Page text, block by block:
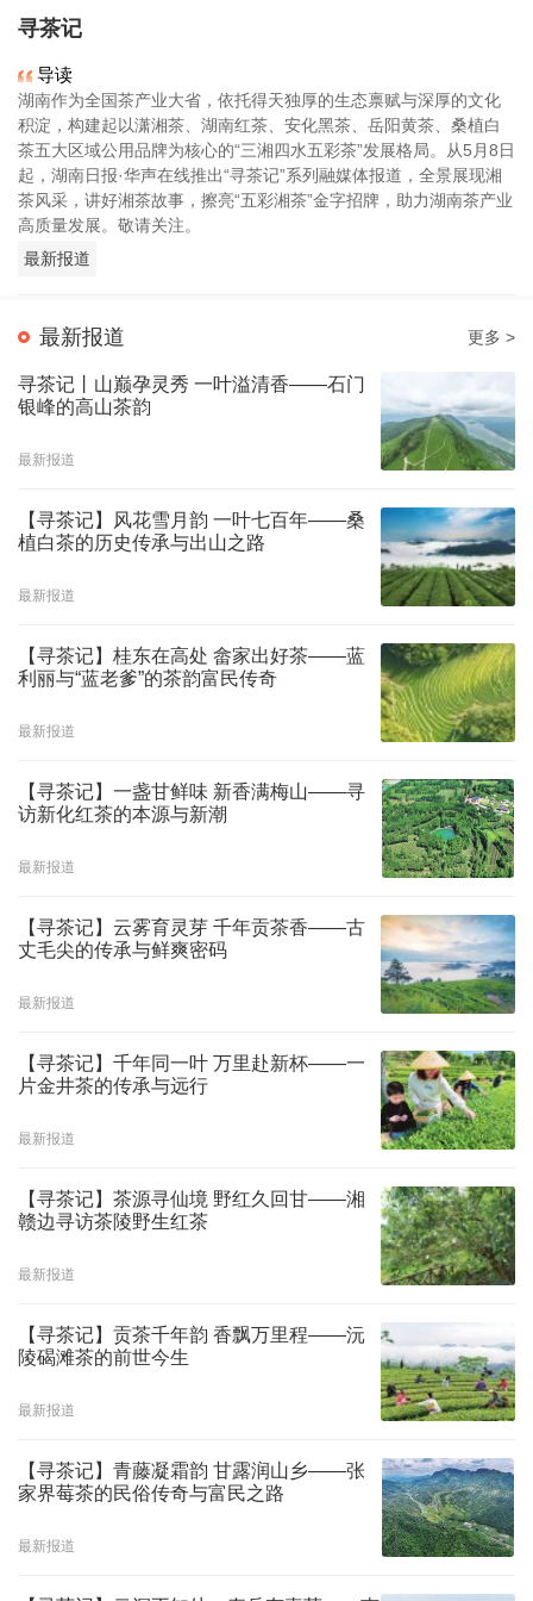
寻茶记
导读
湖南作为全国茶产业大省，依托得天独厚的生态禀赋与深厚的文化
积淀，构建起以潇湘茶、湖南红茶、安化黑茶、岳阳黄茶、桑植白
茶五大区域公用品牌为核心的“三湘四水五彩茶”发展格局。从5月8日
起，湖南日报·华声在线推出“寻茶记”系列融媒体报道，全景展现湘
茶风采，讲好湘茶故事，擦亮“五彩湘茶”金字招牌，助力湖南茶产业
高质量发展。敬请关注。
最新报道
最新报道 更多 >
寻茶记丨山巅孕灵秀 一叶溢清香——石门
银峰的高山茶韵
最新报道
【寻茶记】风花雪月韵 一叶七百年——桑
植白茶的历史传承与出山之路
最新报道
【寻茶记】桂东在高处 畲家出好茶——蓝
利丽与“蓝老爹”的茶韵富民传奇
最新报道
【寻茶记】一盏甘鲜味 新香满梅山——寻
访新化红茶的本源与新潮
最新报道
【寻茶记】云雾育灵芽 千年贡茶香——古
丈毛尖的传承与鲜爽密码
最新报道
【寻茶记】千年同一叶 万里赴新杯——一
片金井茶的传承与远行
最新报道
【寻茶记】茶源寻仙境 野红久回甘——湘
赣边寻访茶陵野生红茶
最新报道
【寻茶记】贡茶千年韵 香飘万里程——沅
陵碣滩茶的前世今生
最新报道
【寻茶记】青藤凝霜韵 甘露润山乡——张
家界莓茶的民俗传奇与富民之路
最新报道